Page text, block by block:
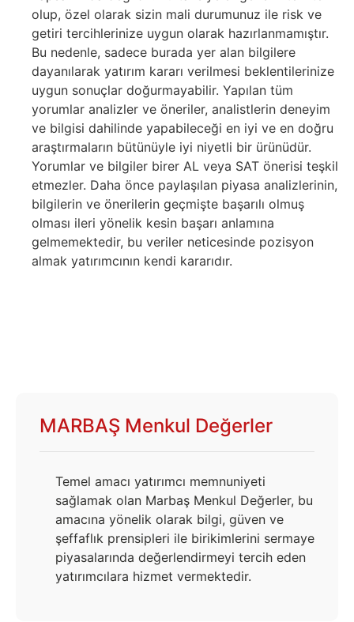
olup, özel olarak sizin mali durumunuz ile risk ve
getiri tercihlerinize uygun olarak hazırlanmamıştır.
Bu nedenle, sadece burada yer alan bilgilere
dayanılarak yatırım kararı verilmesi beklentilerinize
uygun sonuçlar doğurmayabilir. Yapılan tüm
yorumlar analizler ve öneriler, analistlerin deneyim
ve bilgisi dahilinde yapabileceği en iyi ve en doğru
araştırmaların bütünüyle iyi niyetli bir ürünüdür.
Yorumlar ve bilgiler birer AL veya SAT önerisi teşkil
etmezler. Daha önce paylaşılan piyasa analizlerinin,
bilgilerin ve önerilerin geçmişte başarılı olmuş
olması ileri yönelik kesin başarı anlamına
gelmemektedir, bu veriler neticesinde pozisyon
almak yatırımcının kendi kararıdır.
MARBAŞ Menkul Değerler
Temel amacı yatırımcı memnuniyeti
sağlamak olan Marbaş Menkul Değerler, bu
amacına yönelik olarak bilgi, güven ve
şeffaflık prensipleri ile birikimlerini sermaye
piyasalarında değerlendirmeyi tercih eden
yatırımcılara hizmet vermektedir.